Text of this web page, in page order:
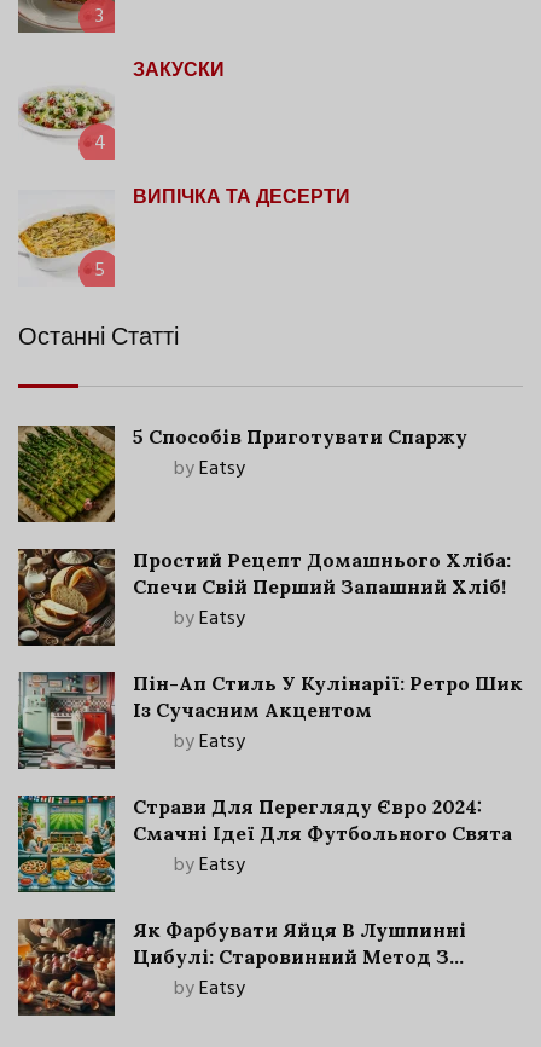
3
4
ЗАКУСКИ
5
ВИПІЧКА ТА ДЕСЕРТИ
Останні Статті
5 Способів Приготувати Спаржу
byEatsy
Простий Рецепт Домашнього Хліба:
Спечи Свій Перший Запашний Хліб!
byEatsy
Пін-Ап Стиль У Кулінарії: Ретро Шик
Із Сучасним Акцентом
byEatsy
Страви Для Перегляду Євро 2024:
Смачні Ідеї Для Футбольного Свята
byEatsy
Як Фарбувати Яйця В Лушпинні
Цибулі: Старовинний Метод З
Сучасними Нюансами
byEatsy